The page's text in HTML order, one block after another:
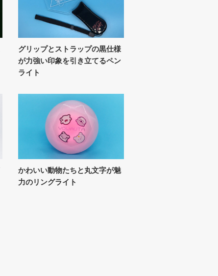
グリップとストラップの黒仕様
が力強い印象を引き立てるペン
ライト
かわいい動物たちと丸文字が魅
力のリングライト